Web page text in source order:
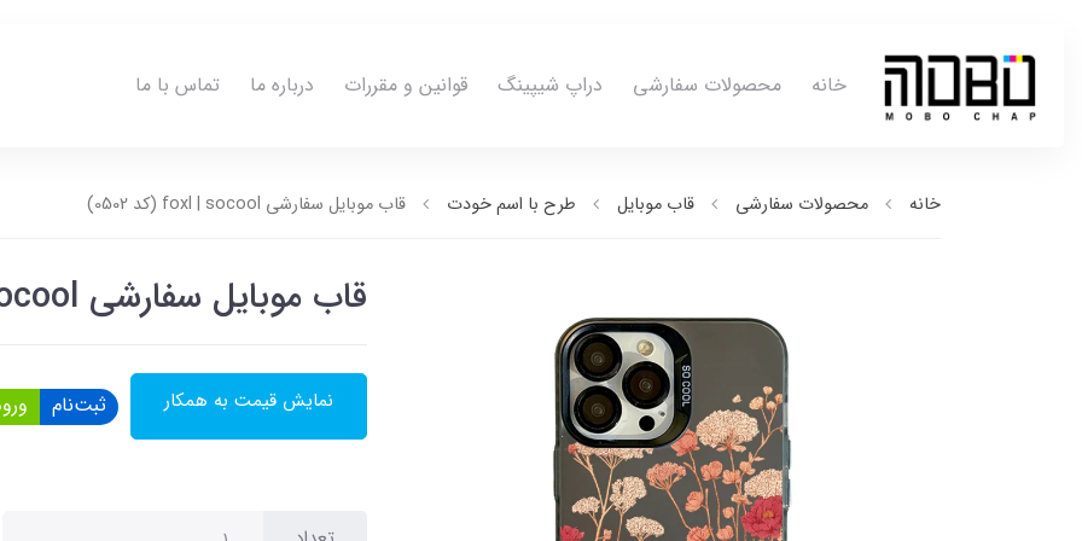
خانه محصولات سفارشی دراپ شیپینگ قوانین و مقررات درباره ما تماس با ما
خانه محصولات سفارشی قاب موبایل طرح با اسم خودت قاب موبایل سفارشی foxl | socool (کد 0502)
قاب موبایل سفارشی foxl | socool (کد 0502)
نمایش قیمت به همکار ثبت‌نام